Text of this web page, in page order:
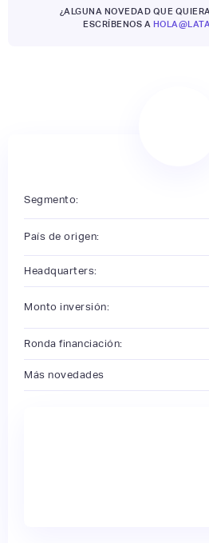
¿ALGUNA NOVEDAD QUE
ESCRÍBENOS A
Segmento:
País de origen:
Headquarters:
Monto inversión:
Ronda financiación:
Más novedades